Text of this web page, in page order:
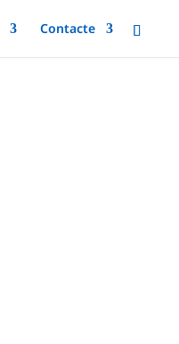
Contacte